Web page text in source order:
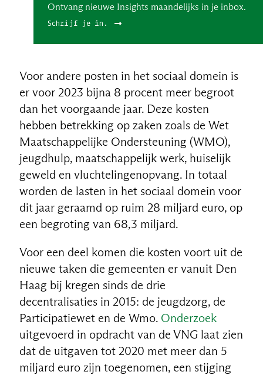
Ontvang nieuwe Insights maandelijks in je inbox.
Schrijf je in.
Voor andere posten in het sociaal domein is
er voor 2023 bijna 8 procent meer begroot
dan het voorgaande jaar. Deze kosten
hebben betrekking op zaken zoals de Wet
Maatschappelijke Ondersteuning (WMO),
jeugdhulp, maatschappelijk werk, huiselijk
geweld en vluchtelingenopvang. In totaal
worden de lasten in het sociaal domein voor
dit jaar geraamd op ruim 28 miljard euro, op
een begroting van 68,3 miljard.
Voor een deel komen die kosten voort uit de
nieuwe taken die gemeenten er vanuit Den
Haag bij kregen sinds de drie
decentralisaties in 2015: de jeugdzorg, de
Participatiewet en de Wmo. Onderzoek
uitgevoerd in opdracht van de VNG laat zien
dat de uitgaven tot 2020 met meer dan 5
miljard euro zijn toegenomen, een stijging